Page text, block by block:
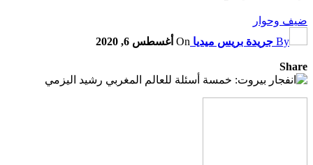
ضيف وحوار
By جريدة بريس ميديا On أغسطس 6, 2020
Share